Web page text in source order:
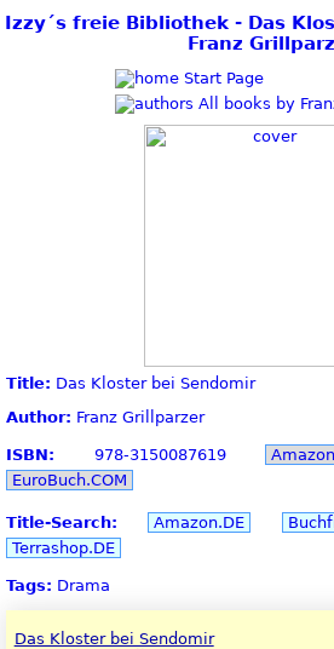
Izzy´s freie Bibliothek - Das
Franz
Start Page
All books by
Title: Das Kloster bei Sendomir
Author: Franz Grillparzer
ISBN: 978-3150087619
EuroBuch.COM
Title-Search: Amazon.DE
Terrashop.DE
Tags: Drama
Das Kloster bei Sendomir